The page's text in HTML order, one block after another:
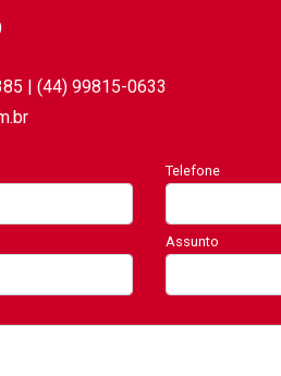
| (44) 99815-0633
Telefone
Assunto